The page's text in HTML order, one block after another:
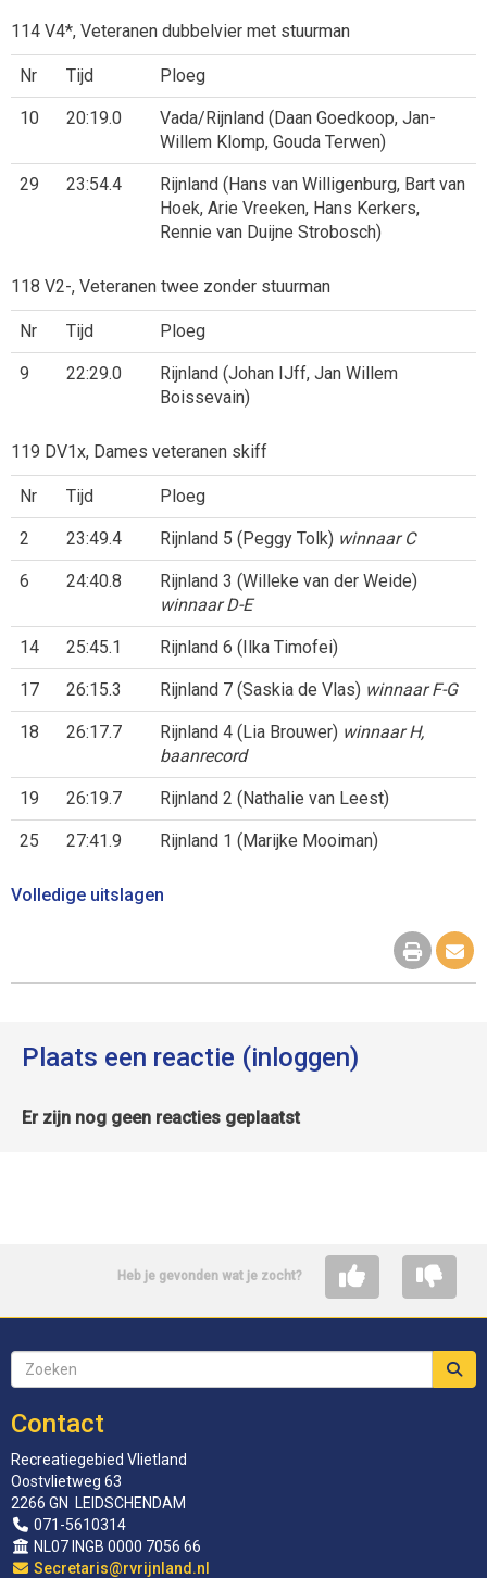
114 V4*, Veteranen dubbelvier met stuurman
Nr Tijd Ploeg
10 20:19.0
Vada/Rijnland (Daan Goedkoop, Jan-
Willem Klomp, Gouda Terwen)
29 23:54.4
Rijnland (Hans van Willigenburg, Bart van
Hoek, Arie Vreeken, Hans Kerkers,
Rennie van Duijne Strobosch)
118 V2-, Veteranen twee zonder stuurman
Nr Tijd Ploeg
9 22:29.0
Rijnland (Johan IJff, Jan Willem
Boissevain)
119 DV1x, Dames veteranen skiff
Nr Tijd Ploeg
2 23:49.4 Rijnland 5 (Peggy Tolk) winnaar C
6 24:40.8
Rijnland 3 (Willeke van der Weide)
winnaar D-E
14 25:45.1 Rijnland 6 (Ilka Timofei)
17 26:15.3 Rijnland 7 (Saskia de Vlas) winnaar F-G
18 26:17.7 Rijnland 4 (Lia Brouwer) winnaar H,
baanrecord
19 26:19.7 Rijnland 2 (Nathalie van Leest)
25 27:41.9 Rijnland 1 (Marijke Mooiman)
Volledige uitslagen
Plaats een reactie (inloggen)
Er zijn nog geen reacties geplaatst
Heb je gevonden wat je zocht?
Contact
Recreatiegebied Vlietland
Oostvlietweg 63
2266 GN LEIDSCHENDAM
071-5610314
NL07 INGB 0000 7056 66
siraterceS@rvrijnland.nl